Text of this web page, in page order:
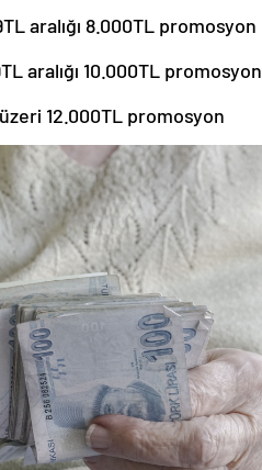
aralığı 8.000TL promosyon
aralığı 10.000TL promosyon
12.000TL promosyon